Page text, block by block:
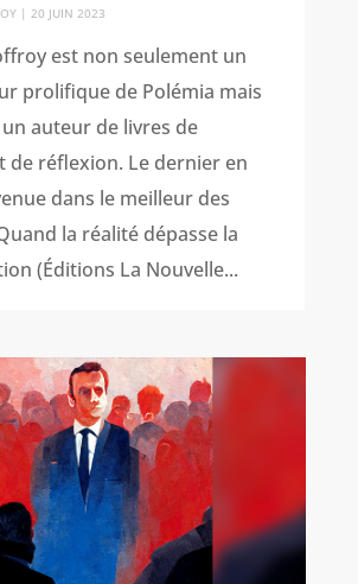
| 20 JUIN 2023
est non seulement un
prolifique de Polémia mais
auteur de livres de
de réflexion. Le dernier en
dans le meilleur des
la réalité dépasse la
(Éditions La Nouvelle...